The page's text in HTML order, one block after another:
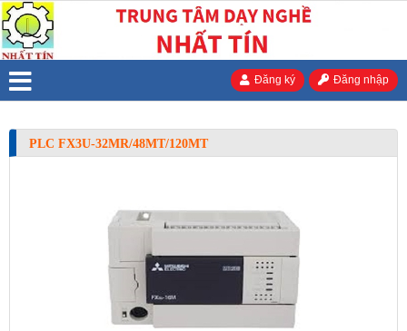
Đăng ký Đăng nhập
PLC FX3U-32MR/48MT/120MT